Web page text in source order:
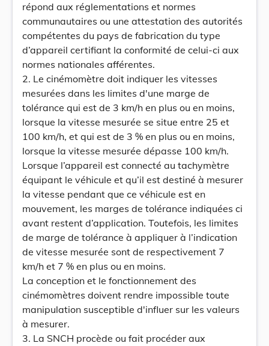
répond aux réglementations et normes
communautaires ou une attestation des autorités
compétentes du pays de fabrication du type
d’appareil certifiant la conformité de celui-ci aux
normes nationales afférentes.
2. Le cinémomètre doit indiquer les vitesses
mesurées dans les limites d'une marge de
tolérance qui est de 3 km/h en plus ou en moins,
lorsque la vitesse mesurée se situe entre 25 et
100 km/h, et qui est de 3 % en plus ou en moins,
lorsque la vitesse mesurée dépasse 100 km/h.
Lorsque l’appareil est connecté au tachymètre
équipant le véhicule et qu’il est destiné à mesurer
la vitesse pendant que ce véhicule est en
mouvement, les marges de tolérance indiquées ci
avant restent d’application. Toutefois, les limites
de marge de tolérance à appliquer à l’indication
de vitesse mesurée sont de respectivement 7
km/h et 7 % en plus ou en moins.
La conception et le fonctionnement des
cinémomètres doivent rendre impossible toute
manipulation susceptible d'influer sur les valeurs
à mesurer.
3. La SNCH procède ou fait procéder aux